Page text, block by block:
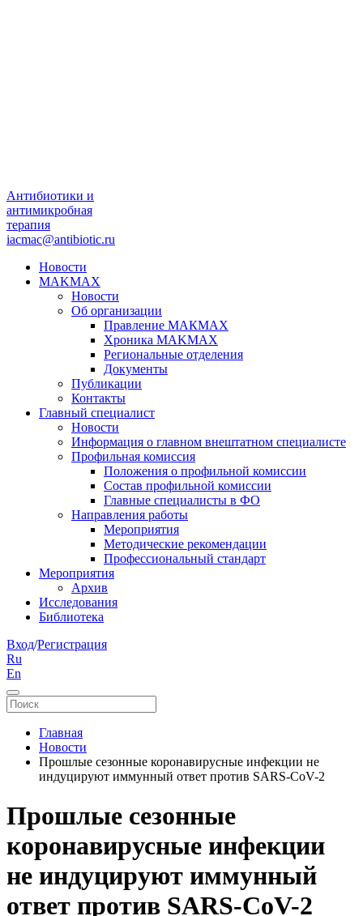
Антибиотики и
антимикробная
терапия
iacmac@antibiotic.ru
Новости
MAKMAX
Новости
Об организации
Правление МАКМАХ
Хроника MAKMAX
Региональные отделения
Документы
Публикации
Контакты
Главный специалист
Новости
Информация о главном внештатном специалисте
Профильная комиссия
Положения о профильной комиссии
Состав профильной комиссии
Главные специалисты в ФО
Направления работы
Мероприятия
Методические рекомендации
Профессиональный стандарт
Мероприятия
Архив
Исследования
Библиотека
Вход/Регистрация
Ru
En
Главная
Новости
Прошлые сезонные коронавирусные инфекции не
индуцируют иммунный ответ против SARS-CoV-2
Прошлые сезонные
коронавирусные инфекции
не индуцируют иммунный
ответ против SARS-CoV-2